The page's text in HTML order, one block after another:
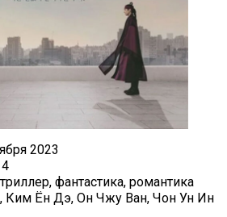
2023
фантастика, романтика
Ким Ён Дэ, Он Чжу Ван, Чон Ун Ин